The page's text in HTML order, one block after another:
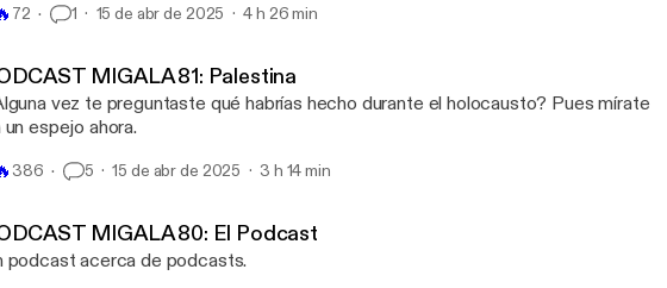
Las encuentran en Instagram como @sofia.probert, @tif_diploperenis y
72 1 15 de abr de 2025 4 h 26 min
MIGALA 81: Palestina
vez te preguntaste qué habrías hecho durante el holocausto? Pues mírate
un espejo ahora.
386 5 15 de abr de 2025 3 h 14 min
MIGALA 80: El Podcast
podcast acerca de podcasts.